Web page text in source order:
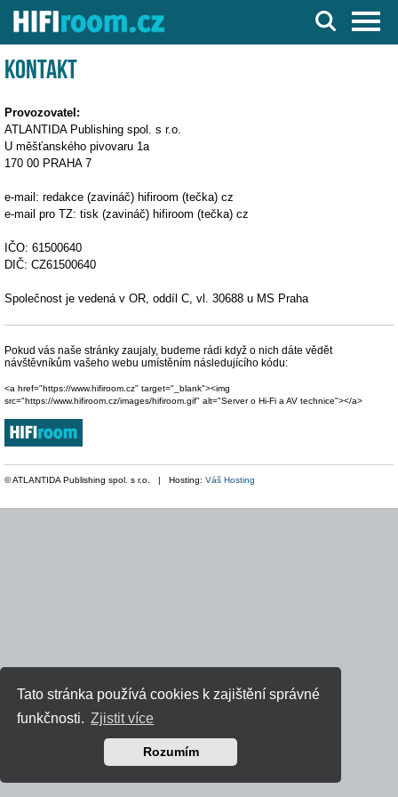
Tato stránka používá cookies k zajištění správné
funkčnosti. Zjistit více
Rozumím
Server o Hi-Fi a AV technice
Kontakt
Provozovatel:
ATLANTIDA Publishing spol. s r.o.
U měšťanského pivovaru 1a
170 00 PRAHA 7
e-mail: redakce (zavináč) hifiroom (tečka) cz
e-mail pro TZ: tisk (zavináč) hifiroom (tečka) cz
IČO: 61500640
DIČ: CZ61500640
Společnost je vedená v OR, oddíl C, vl. 30688 u MS Praha
Pokud vás naše stránky zaujaly, budeme rádi když o nich dáte vědět
návštěvníkům vašeho webu umístěním následujícího kódu:
<a href="https://www.hifiroom.cz" target="_blank"><img
src="https://www.hifiroom.cz/images/hifiroom.gif" alt="Server o Hi-Fi a AV technice"></a>
© ATLANTIDA Publishing spol. s r.o. | Hosting: Váš Hosting